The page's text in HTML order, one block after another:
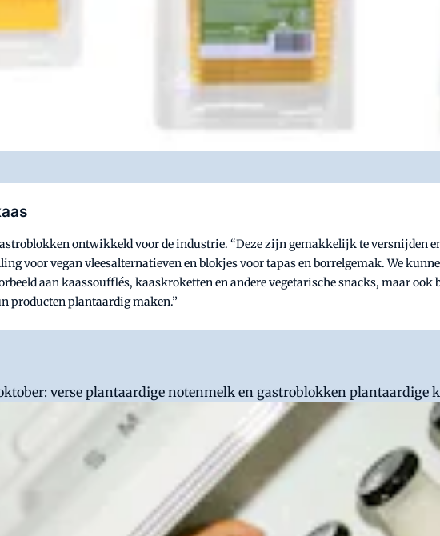
ontwikkeld voor de industrie. “Deze zijn gemakkelijk te versnijden
voor vegan vleesalternatieven en blokjes voor tapas en borrelgemak. We
aan kaassoufflés, kaaskroketten en andere vegetarische snacks, maar
producten plantaardig maken.”
verse plantaardige notenmelk en gastroblokken plantaardige